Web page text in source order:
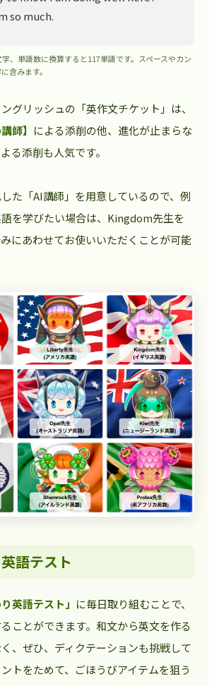
so much.
、単語数に換算すると117単語です。スペースやカン
含みます。
グリッシュの「英作文チケット」は、
師】 による添削の他、進化が止まらな
る添削も人気です。
た「AI講師」を用意しているので、例
を学びたい場合は、Kingdom先生を
にあわせてお使いいただくことが可能
語テスト
英語テスト」 に毎日取り組むことで、
ことができます。和文から英文を作る
、ぜひ、ディクテーションも挑戦して
トをためて、ごほうびアイテムを狙う